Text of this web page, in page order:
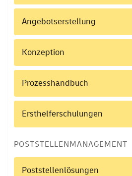
Angebotserstellung
Konzeption
Prozesshandbuch
Ersthelferschulungen
POSTSTELLENMANAGEMENT
Poststellenlösungen